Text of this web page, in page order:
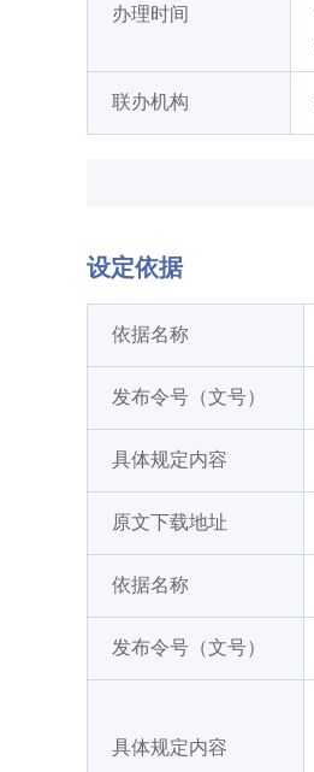
办理时间
联办机构
设定依据
依据名称
发布令号（文号）
具体规定内容
原文下载地址
依据名称
发布令号（文号）
具体规定内容